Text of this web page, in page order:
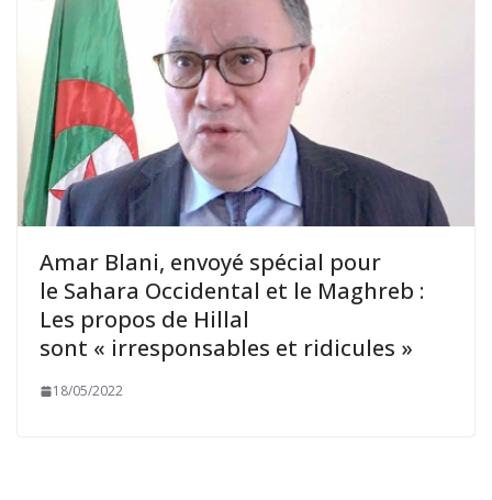
Amar Blani, envoyé spécial pour
le Sahara Occidental et le Maghreb :
Les propos de Hillal
sont « irresponsables et ridicules »
18/05/2022